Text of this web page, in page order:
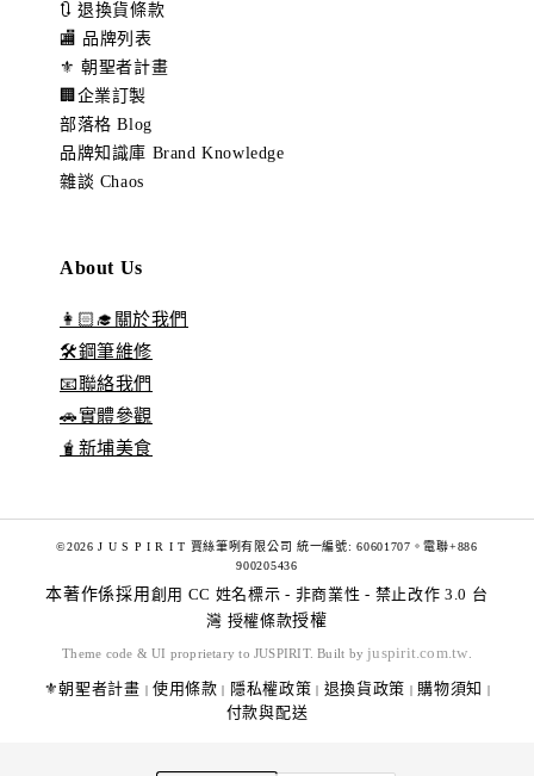
🔃 退換貨條款
🏬 品牌列表
⚜️ 朝聖者計畫
🏢企業訂製
部落格 Blog
品牌知識庫 Brand Knowledge
雜談 Chaos
About Us
👩🏻‍🎓關於我們
🛠️鋼筆維修
📧聯絡我們
🚗實體參觀
🧋新埔美食
©2026 J U S P I R I T 賈絲筆咧有限公司 統一編號: 60601707。電聯+886
900205436
本著作係採用 創用 CC 姓名標示 - 非商業性 - 禁止改作 3.0 台
灣 授權條款授權
Theme code & UI proprietary to JUSPIRIT. Built by juspirit.com.tw
⚜️朝聖者計畫 | 使用條款 | 隱私權政策 | 退換貨政策 | 購物須知 |
付款與配送